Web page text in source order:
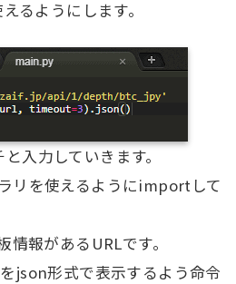
るようにします。
入力していきます。
リを使えるようにimportして
報があるURLです。
json形式で表示するよう命令